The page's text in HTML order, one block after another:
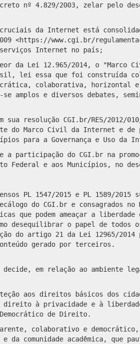
nº 4.829/2003, zelar pelo
da Internet está
<https://www.cgi.br/
Internet no país;
da Lei 12.965/2014, o
lei essa que foi construída
colaborativa,
amplos e diversos debates,
sua resolução CGI.br/RES/2012/
do Marco Civil da Internet e de
para a Governança e Uso da
do CGI.br na
Federal e aos Municípios, no
PL 1547/2015 e PL 1589/
do CGI.br e consagrados
que podem ameaçar a
desequilibrar o papel de
do artigo 21 da Lei 12965/2014
gerado por terceiros.
em relação ao ambiente
aos direitos básicos dos
direito à privacidade e à
de Direito.
colaborativo e
comunidade acadêmica, que